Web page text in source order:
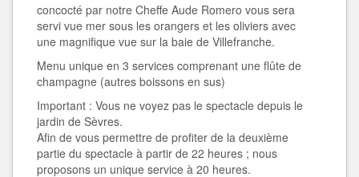
concocté par notre Cheffe Aude Romero vous sera
servi vue mer sous les orangers et les oliviers avec
une magnifique vue sur la baie de Villefranche.
Menu unique en 3 services comprenant une flûte de
champagne (autres boissons en sus)
Important : Vous ne voyez pas le spectacle depuis le
jardin de Sèvres.
Afin de vous permettre de profiter de la deuxième
partie du spectacle à partir de 22 heures ; nous
proposons un unique service à 20 heures.